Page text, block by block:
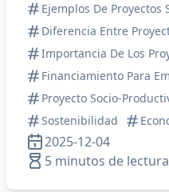
Ejemplos De Proyectos
Diferencia Entre
Importancia De Los
Financiamiento Para
Proyecto Socio-
Sostenibilidad
2025-12-04
5 minutos de lectura